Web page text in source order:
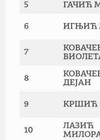
5 ГАЧИЋ
6 ИГЊИЋ
7
8
ДЕЈАН
9 КРШИЋ
10
ЛАЗИЋ